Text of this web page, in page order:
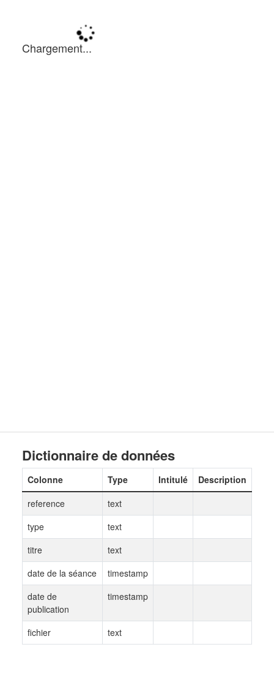
Dictionnaire de données
Colonne Type Intitulé
Description
reference
text
type
text
titre
text
date de la séance
timestamp
date de
publication
timestamp
fichier text